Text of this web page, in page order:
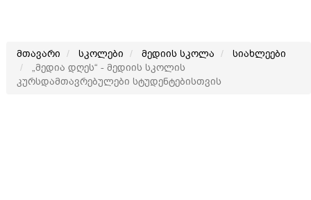
მთავარი სკოლები მედიის სკოლა
სიახლეები
„მედია დღეს“ - მედიის სკოლის
კურსდამთავრებულები სტუდენტებისთვის